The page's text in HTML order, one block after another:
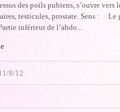
des poils pubiens, s’ouvre vers
testicules, prostate. Sens : Le
inférieur de l’abdo...
8/12